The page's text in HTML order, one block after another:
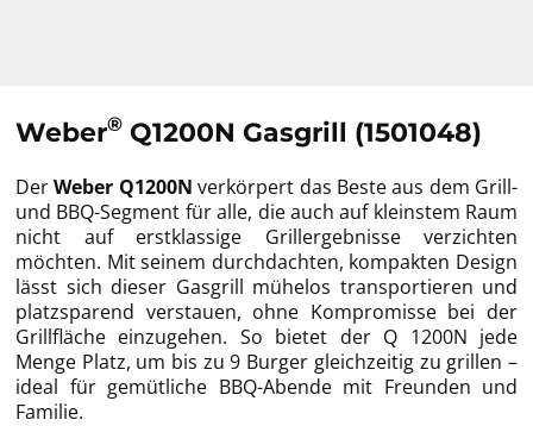
Weber® Q1200N Gasgrill (1501048)
DerWeber Q1200N verkörpert das Beste aus dem Grill-
und BBQ-Segment für alle, die auch auf kleinstem Raum
nicht auf erstklassige Grillergebnisse verzichten
möchten. Mit seinem durchdachten, kompakten Design
lässt sich dieser Gasgrill mühelos transportieren und
platzsparend verstauen, ohne Kompromisse bei der
Grillfläche einzugehen. So bietet der Q 1200N jede
Menge Platz, um bis zu 9 Burger gleichzeitig zu grillen –
ideal für gemütliche BBQ-Abende mit Freunden und
Familie.